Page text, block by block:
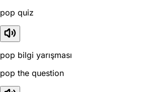
pop quiz
pop bilgi yarışması
pop the question